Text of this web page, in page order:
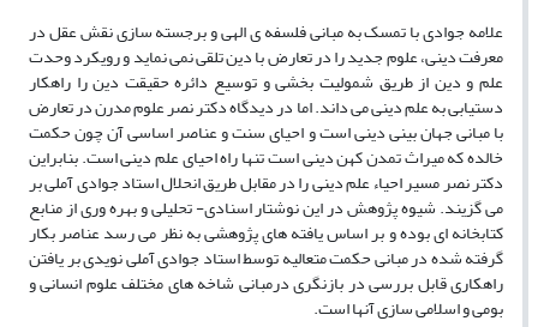
علامه جوادی با تمسک به مبانی فلسفه ی الهی و برجسته سازی نقش عقل در
معرفت دینی، علوم جدید را در تعارض با دین تلقی نمی نماید و رویکرد وحدت
علم و دین از طریق شمولیت بخشی و توسیع دائره حقیقت دین را راهکار
دستیابی به علم دینی می داند. اما در دیدگاه دکتر نصر علوم مدرن در تعارض
با مبانی جهان بینی دینی است و احیای سنت و عناصر اساسی آن چون حکمت
خالده که میراث تمدن کهن دینی است تنها راه احیای علم دینی است. بنابراین
دکتر نصر مسیر احیاء علم دینی را در مقابل طریق انحلال استاد جوادی آملی بر
می گزیند. شیوه پژوهش در این نوشتار اسنادی- تحلیلی و بهره وری از منابع
کتابخانه ای بوده و بر اساس یافته های پژوهشی به نظر می رسد عناصر بکار
گرفته شده در مبانی حکمت متعالیه توسط استاد جوادی آملی نویدی بر یافتن
راهکاری قابل بررسی در بازنگری درمبانی شاخه های مختلف علوم انسانی و
بومی و اسلامی سازی آنها است.